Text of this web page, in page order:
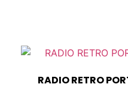
RADIO RETRO